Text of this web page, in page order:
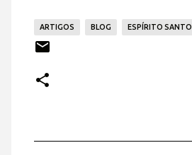
ARTIGOS BLOG ESPÍRITO SANTO